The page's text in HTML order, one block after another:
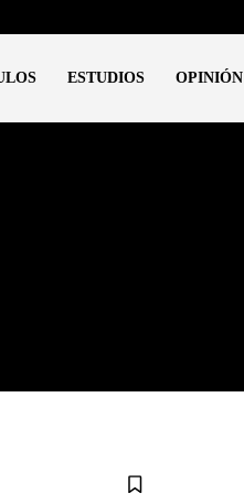
ESTUDIOS OPINIÓN